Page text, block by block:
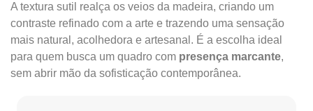
A textura sutil realça os veios da madeira, criando um
contraste refinado com a arte e trazendo uma sensação
mais natural, acolhedora e artesanal. É a escolha ideal
para quem busca um quadro com presença marcante,
sem abrir mão da sofisticação contemporânea.